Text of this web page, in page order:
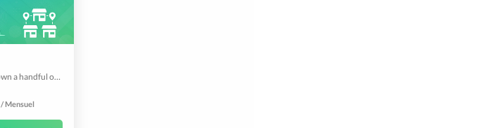
Whether you own a handful of small stores, different brands, or a franchise restaurant stretching across cities & countries; you need a multi-store app that can manage things centrally while operating individually. Stores plugin does just that. This plugin includes 3 stores.
/ Mensuel